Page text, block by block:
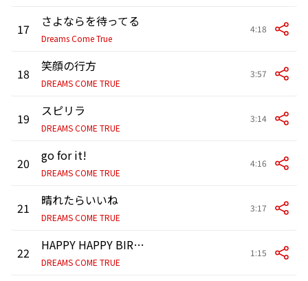
17 さよならを待ってる
Dreams Come True
4:18
18 笑顔の行方
DREAMS COME TRUE
3:57
19 スピリラ
DREAMS COME TRUE
3:14
20 go for it!
DREAMS COME TRUE
4:16
21 晴れたらいいね
DREAMS COME TRUE
3:17
22 HAPPY HAPPY BIRTHDAY
DREAMS COME TRUE
1:15